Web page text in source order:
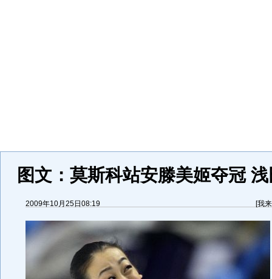
图文：莫斯科站安滕美姬夺冠
2009年10月25日08:19 [我